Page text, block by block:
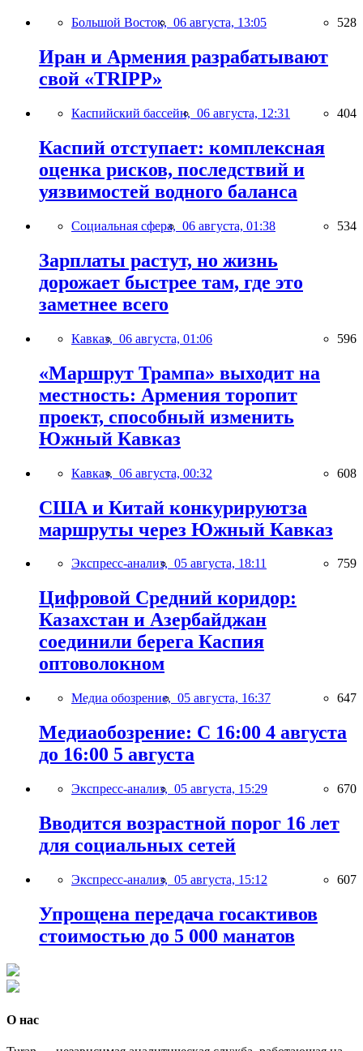
Большой Восток, 06 августа, 13:05 528
Иран и Армения разрабатывают
свой «TRIPP»
Каспийский бассейн, 06 августа, 12:31 404
Каспий отступает: комплексная
оценка рисков, последствий и
уязвимостей водного баланса
Социальная сфера, 06 августа, 01:38 534
Зарплаты растут, но жизнь
дорожает быстрее там, где это
заметнее всего
Кавказ, 06 августа, 01:06 596
«Маршрут Трампа» выходит на
местность: Армения торопит
проект, способный изменить
Южный Кавказ
Кавказ, 06 августа, 00:32 608
США и Китай конкурируютза
маршруты через Южный Кавказ
Экспресс-анализ, 05 августа, 18:11 759
Цифровой Средний коридор:
Казахстан и Азербайджан
соединили берега Каспия
оптоволокном
Медиа обозрение, 05 августа, 16:37 647
Медиаобозрение: С 16:00 4 августа
до 16:00 5 августа
Экспресс-анализ, 05 августа, 15:29 670
Вводится возрастной порог 16 лет
для социальных сетей
Экспресс-анализ, 05 августа, 15:12 607
Упрощена передача госактивов
стоимостью до 5 000 манатов
О нас